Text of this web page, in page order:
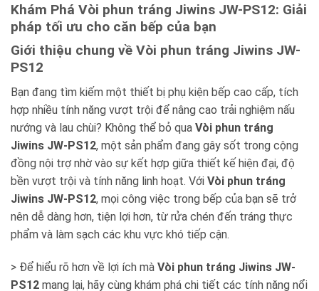
Khám Phá Vòi phun tráng Jiwins JW-PS12: Giải
pháp tối ưu cho căn bếp của bạn
Giới thiệu chung về Vòi phun tráng Jiwins JW-
PS12
Bạn đang tìm kiếm một thiết bị phụ kiện bếp cao cấp, tích
hợp nhiều tính năng vượt trội để nâng cao trải nghiệm nấu
nướng và lau chùi? Không thể bỏ qua Vòi phun tráng
Jiwins JW-PS12, một sản phẩm đang gây sốt trong cộng
đồng nội trợ nhờ vào sự kết hợp giữa thiết kế hiện đại, độ
bền vượt trội và tính năng linh hoạt. Với Vòi phun tráng
Jiwins JW-PS12, mọi công việc trong bếp của bạn sẽ trở
nên dễ dàng hơn, tiện lợi hơn, từ rửa chén đến tráng thực
phẩm và làm sạch các khu vực khó tiếp cận.
> Để hiểu rõ hơn về lợi ích mà Vòi phun tráng Jiwins JW-
PS12 mang lại, hãy cùng khám phá chi tiết các tính năng nổi